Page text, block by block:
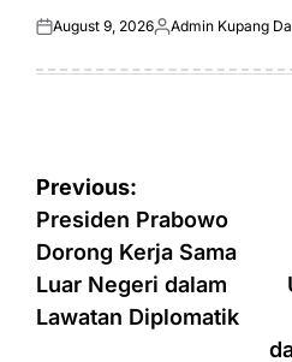
Posted
August 9, 2026Posted
Admin Kupang
Post
navigation
Previous:
Presiden Prabowo
Dorong Kerja Sama
Luar Negeri dalam
Lawatan Diplomatik